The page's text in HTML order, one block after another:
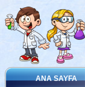
ANA SAYFA